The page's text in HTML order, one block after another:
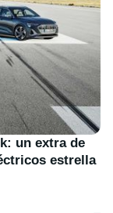
un extra de
estrella